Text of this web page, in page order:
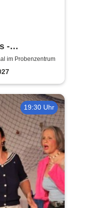
-
im Probenzentrum
19:30 Uhr